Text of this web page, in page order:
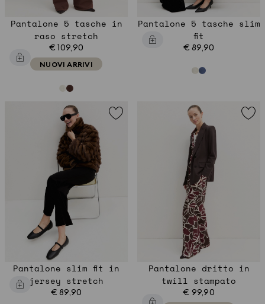
Pantalone 5 tasche in
raso stretch
€ 109,90
NUOVI ARRIVI
Pantalone 5 tasche slim
fit
€ 89,90
Pantalone slim fit in
jersey stretch
€ 89,90
Pantalone dritto in
twill stampato
€ 99,90